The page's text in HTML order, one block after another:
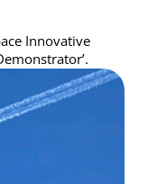
Innovative